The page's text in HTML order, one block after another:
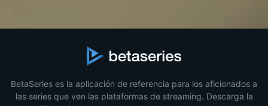
BetaSeries es la aplicación de referencia para los aficionados a
las series que ven las plataformas de streaming. Descarga la